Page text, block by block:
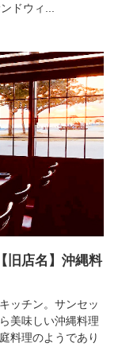
ドウィ...
旧店名】沖縄料
ッチン。サンセッ
美味しい沖縄料理
料理のようであり